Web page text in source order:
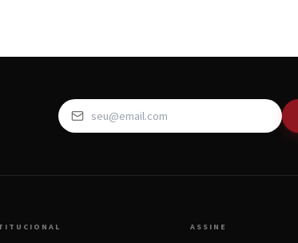
ASSINE